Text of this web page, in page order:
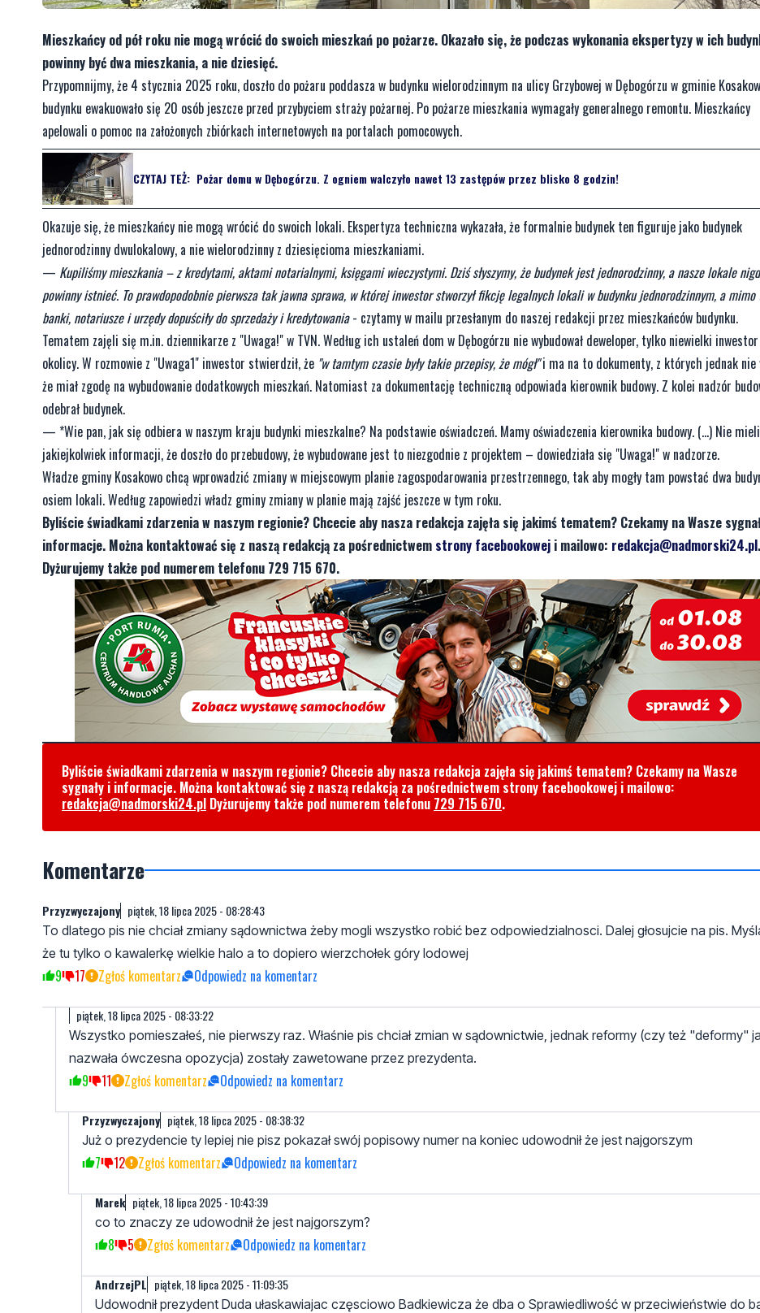
Mieszkańcy od pół roku nie mogą wrócić do swoich mieszkań po pożarze. Okazało się, że podczas wykonania ekspertyzy w ich
powinny być dwa mieszkania, a nie dziesięć.
Przypomnijmy, że 4 stycznia 2025 roku, doszło do pożaru poddasza w budynku wielorodzinnym na ulicy Grzybowej w Dębogórzu w gminie
budynku ewakuowało się 20 osób jeszcze przed przybyciem straży pożarnej. Po pożarze mieszkania wymagały generalnego remontu. Mieszkańcy
apelowali o pomoc na założonych zbiórkach internetowych na portalach pomocowych.
CZYTAJ TEŻ: Pożar domu w Dębogórzu. Z ogniem walczyło nawet 13 zastępów przez blisko 8 godzin!
Okazuje się, że mieszkańcy nie mogą wrócić do swoich lokali. Ekspertyza techniczna wykazała, że formalnie budynek ten figuruje jako budynek
jednorodzinny dwulokalowy, a nie wielorodzinny z dziesięcioma mieszkaniami.
— Kupiliśmy mieszkania – z kredytami, aktami notarialnymi, księgami wieczystymi. Dziś słyszymy, że budynek jest jednorodzinny, a nasze lokale
powinny istnieć. To prawdopodobnie pierwsza tak jawna sprawa, w której inwestor stworzył fikcję legalnych lokali w budynku jednorodzinnym, a mimo
banki, notariusze i urzędy dopuściły do sprzedaży i kredytowania- czytamy w mailu przesłanym do naszej redakcji przez mieszkańców budynku.
Tematem zajęli się m.in. dziennikarze z "Uwaga!" w TVN. Według ich ustaleń dom w Dębogórzu nie wybudował deweloper, tylko niewielki
okolicy. W rozmowie z "Uwaga1" inwestor stwierdził, że "w tamtym czasie były takie przepisy, że mógł"i ma na to dokumenty, z których jednak nie
że miał zgodę na wybudowanie dodatkowych mieszkań. Natomiast za dokumentację techniczną odpowiada kierownik budowy. Z kolei nadzór
odebrał budynek.
— *Wie pan, jak się odbiera w naszym kraju budynki mieszkalne? Na podstawie oświadczeń. Mamy oświadczenia kierownika budowy. (…) Nie
jakiejkolwiek informacji, że doszło do przebudowy, że wybudowane jest to niezgodnie z projektem – dowiedziała się "Uwaga!" w nadzorze.
Władze gminy Kosakowo chcą wprowadzić zmiany w miejscowym planie zagospodarowania przestrzennego, tak aby mogły tam powstać dwa
osiem lokali. Według zapowiedzi władz gminy zmiany w planie mają zajść jeszcze w tym roku.
Byliście świadkami zdarzenia w naszym regionie? Chcecie aby nasza redakcja zajęła się jakimś tematem? Czekamy na Wasze
informacje. Można kontaktować się z naszą redakcją za pośrednictwem strony facebookowej i mailowo: redakcja@nadmorski24.pl.
Dyżurujemy także pod numerem telefonu 729 715 670.
Byliście świadkami zdarzenia w naszym regionie? Chcecie aby nasza redakcja zajęła się jakimś tematem? Czekamy na Wasze
sygnały i informacje. Można kontaktować się z naszą redakcją za pośrednictwem strony facebookowej i mailowo:
redakcja@nadmorski24.pl Dyżurujemy także pod numerem telefonu 729 715 670.
Komentarze
Przyzwyczajony piątek, 18 lipca 2025 - 08:28:43
To dlatego pis nie chciał zmiany sądownictwa żeby mogli wszystko robić bez odpowiedzialnosci. Dalej głosujcie na pis.
że tu tylko o kawalerkę wielkie halo a to dopiero wierzchołek góry lodowej
9 17 Zgłoś komentarz Odpowiedz na komentarz
piątek, 18 lipca 2025 - 08:33:22
Wszystko pomieszałeś, nie pierwszy raz. Właśnie pis chciał zmian w sądownictwie, jednak reformy (czy też "deformy"
nazwała ówczesna opozycja) zostały zawetowane przez prezydenta.
9 11 Zgłoś komentarz Odpowiedz na komentarz
Przyzwyczajony piątek, 18 lipca 2025 - 08:38:32
Już o prezydencie ty lepiej nie pisz pokazał swój popisowy numer na koniec udowodnił że jest najgorszym
7 12 Zgłoś komentarz Odpowiedz na komentarz
Marek piątek, 18 lipca 2025 - 10:43:39
co to znaczy ze udowodnił że jest najgorszym?
8 5 Zgłoś komentarz Odpowiedz na komentarz
AndrzejPL piątek, 18 lipca 2025 - 11:09:35
Udowodnił prezydent Duda ułaskawiajac częsciowo Badkiewicza że dba o Sprawiedliwość w przeciwieństwie do